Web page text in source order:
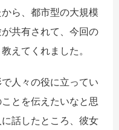
ら、都市型の大規模
共有されて、今回の
えてくれました。
人々の役に立ってい
とを伝えたいなと思
話したところ、彼女